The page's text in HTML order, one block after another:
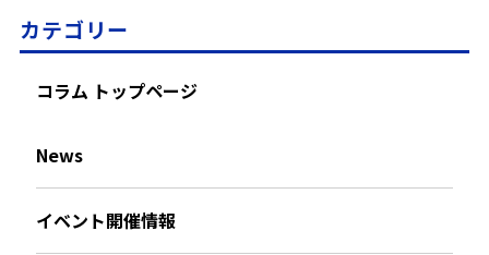
カテゴリー
コラム トップページ
News
イベント開催情報